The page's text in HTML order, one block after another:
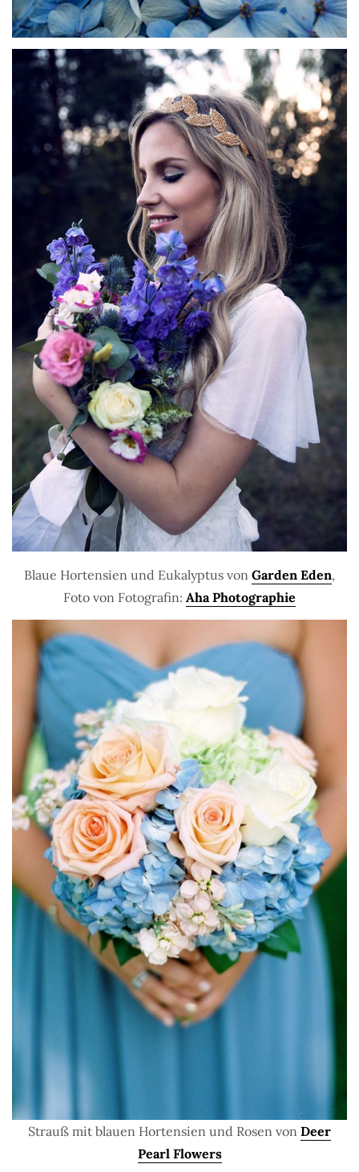
Blaue Hortensien und Eukalyptus von Garden Eden,
Foto von Fotografin: Aha Photographie
Strauß mit blauen Hortensien und Rosen von Deer
Pearl Flowers